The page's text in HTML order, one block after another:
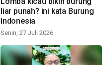
liar punah? ini kata Burung
Indonesia
Senin, 27 Juli 2026